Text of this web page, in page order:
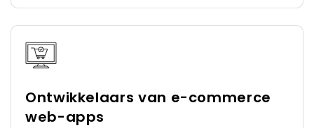
Ontwikkelaars van e-commerce
web-apps